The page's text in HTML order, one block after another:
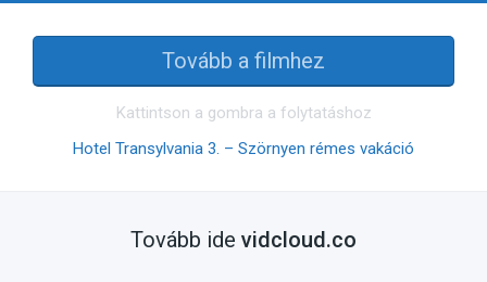
Tovább a filmhez
Kattintson a gombra a folytatáshoz
Hotel Transylvania 3. – Szörnyen rémes vakáció
Tovább ide vidcloud.co